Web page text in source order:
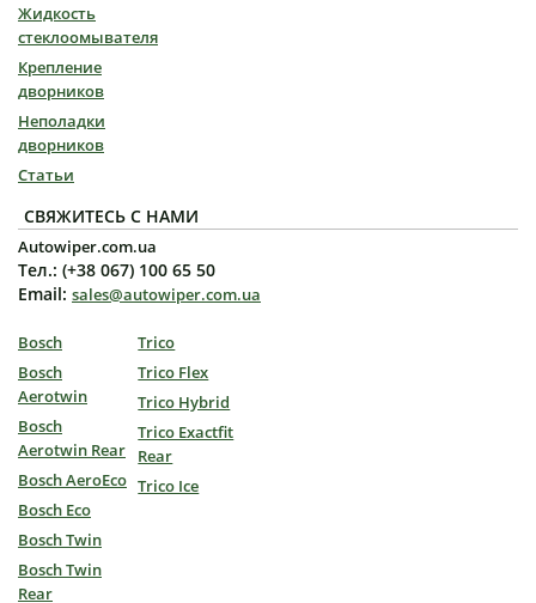
Жидкость
стеклоомывателя
Крепление
дворников
Неполадки
дворников
Статьи
СВЯЖИТЕСЬ С НАМИ
Autowiper.com.ua
Тел.: (+38 067) 100 65 50
Email: sales@autowiper.com.ua
Bosch
Bosch
Aerotwin
Bosch
Aerotwin Rear
Bosch AeroEco
Bosch Eco
Bosch Twin
Bosch Twin
Rear
Trico
Trico Flex
Trico Hybrid
Trico Exactfit
Rear
Trico Ice